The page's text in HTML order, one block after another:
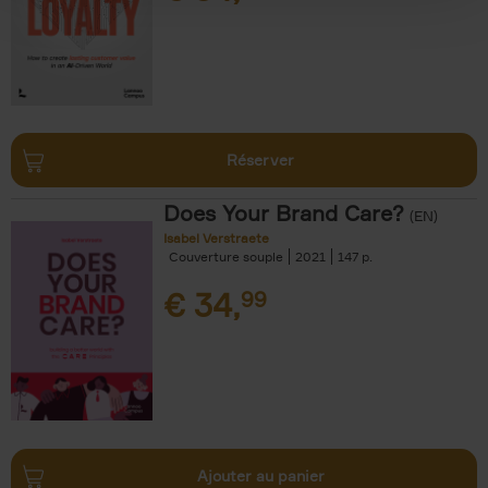
Réserver
Does Your Brand Care? (EN)
Isabel Verstraete
Couverture souple
2021 147
€ 34,99
Ajouter au panier